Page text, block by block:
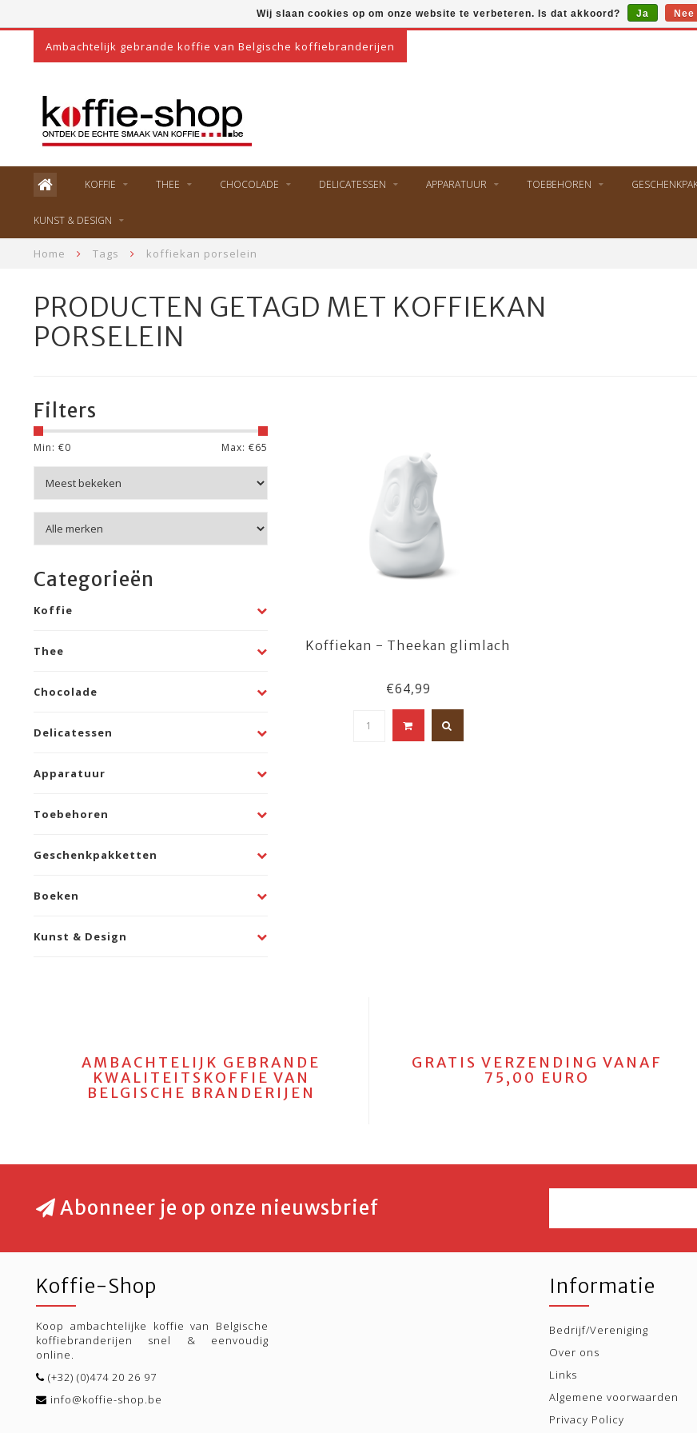
Ambachtelijk gebrande koffie van Belgische koffiebranderijen
KOFFIE THEE CHOCOLADE DELICATESSEN APPARATUUR TOEBEHOREN
KUNST & DESIGN
Home Tags koffiekan porselein
PRODUCTEN GETAGD MET KOFFIEKAN
PORSELEIN
Filters
Min: €0 Max: €65
Categorieën
Koffie
Thee
Chocolade
Delicatessen
Apparatuur
Toebehoren
Geschenkpakketten
Boeken
Kunst & Design
Koffiekan - Theekan glimlach
€64,99
Wij slaan cookies op om onze website te verbeteren. Is dat akkoord? Ja Nee
AMBACHTELIJK GEBRANDE
KWALITEITSKOFFIE VAN
BELGISCHE BRANDERIJEN
GRATIS VERZENDING VANAF
75,00 EURO
Abonneer je op onze nieuwsbrief
Koffie-Shop
Koop ambachtelijke koffie van Belgische
koffiebranderijen snel & eenvoudig
online.
(+32) (0)474 20 26 97
info@koffie-shop.be
Informatie
Bedrijf/Vereniging
Over ons
Links
Algemene voorwaarden
Privacy Policy